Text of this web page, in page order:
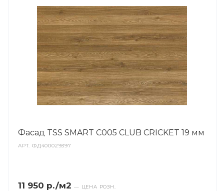
Фасад TSS SMART C005 CLUB CRICKET 19 мм
АРТ.ФД400029397
11 950 р./м2 — ЦЕНА РОЗН.